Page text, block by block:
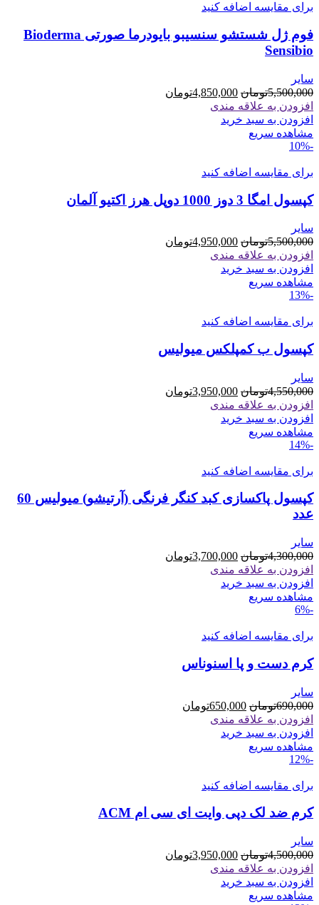
برای مقایسه اضافه کنید
فوم ژل شستشو سنسیبو بایودرما صورتی Bioderma
Sensibio
سایر
5,500,000تومان قیمت
اصلی
4,850,000تومان
افزودن به علاقه مندی
افزودن به سبد خرید
مشاهده سریع
-10%
برای مقایسه اضافه کنید
کپسول امگا 3 دوز 1000 دوپل هرز اکتیو آلمان
سایر
5,500,000تومان قیمت
اصلی
4,950,000تومان
افزودن به علاقه مندی
افزودن به سبد خرید
مشاهده سریع
-13%
برای مقایسه اضافه کنید
کپسول ب کمپلکس میولیس
سایر
4,550,000تومان قیمت
اصلی
3,950,000تومان
افزودن به علاقه مندی
افزودن به سبد خرید
مشاهده سریع
-14%
برای مقایسه اضافه کنید
کپسول پاکسازی کبد کنگر فرنگی (آرتیشو) میولیس 60
عدد
سایر
4,300,000تومان قیمت
اصلی
3,700,000تومان
افزودن به علاقه مندی
افزودن به سبد خرید
مشاهده سریع
-6%
برای مقایسه اضافه کنید
کرم دست و پا اسنوناس
سایر
690,000تومان قیمت
اصلی
650,000تومان
افزودن به علاقه مندی
افزودن به سبد خرید
مشاهده سریع
-12%
برای مقایسه اضافه کنید
کرم ضد لک دپی وایت ای سی ام ACM
سایر
4,500,000تومان قیمت
اصلی
3,950,000تومان
افزودن به علاقه مندی
افزودن به سبد خرید
مشاهده سریع